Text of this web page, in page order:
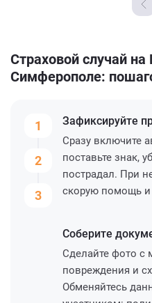
Страховой случай на
Симферополе:
1
2
3
Зафиксируйте
Сразу включите
поставьте знак,
пострадал. При
скорую помощь
Соберите
Сделайте фото с
повреждения и
Обменяйтесь